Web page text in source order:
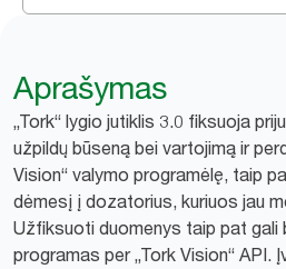
Aprašymas
„Tork“ lygio jutiklis 3.0 fiksuoja
užpildų būseną bei vartojimą ir
Vision“ valymo programėlę, taip
dėmesį į dozatorius, kuriuos jau
Užfiksuoti duomenys taip pat gali
programas per „Tork Vision“ API.